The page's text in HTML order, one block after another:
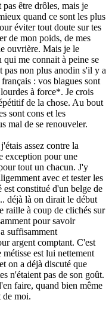
être drôles, mais je
quand ce sont les plus
éviter tout doute sur tes
de mon poids, de mes
ouvrière. Mais je le
me connait à peine se
pas non plus anodin s'il y a
: vos blagues sont
à force*. Je crois
de la chose. Au bout
sont cons et les
mal de se renouveler.
assez contre la
exception pour une
tout un chacun. J'y
avec et tester les
constitué d'un belge de
déjà là on dirait le début
raille à coup de clichés sur
pour savoir
suffisamment
argent comptant. C'est
est lui nettement
on a déjà discuté que
n'étaient pas de son goût.
faire, quand bien même
de moi.